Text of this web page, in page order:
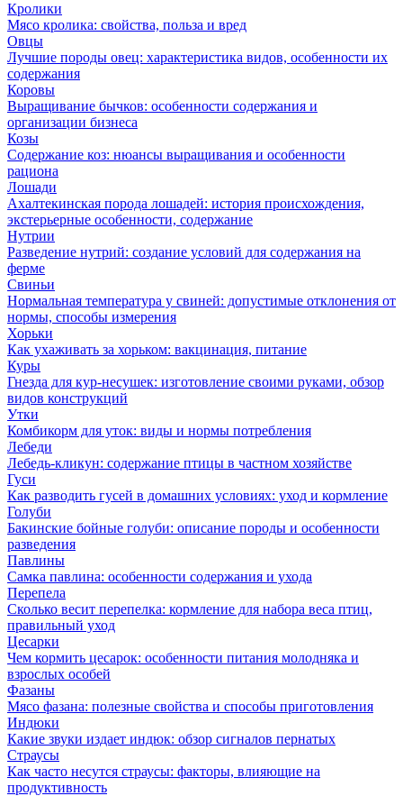
Кролики
Мясо кролика: свойства, польза и вред
Овцы
Лучшие породы овец: характеристика видов, особенности их
содержания
Коровы
Выращивание бычков: особенности содержания и
организации бизнеса
Козы
Содержание коз: нюансы выращивания и особенности
рациона
Лошади
Ахалтекинская порода лошадей: история происхождения,
экстерьерные особенности, содержание
Нутрии
Разведение нутрий: создание условий для содержания на
ферме
Свиньи
Нормальная температура у свиней: допустимые отклонения от
нормы, способы измерения
Хорьки
Как ухаживать за хорьком: вакцинация, питание
Куры
Гнезда для кур-несушек: изготовление своими руками, обзор
видов конструкций
Утки
Комбикорм для уток: виды и нормы потребления
Лебеди
Лебедь-кликун: содержание птицы в частном хозяйстве
Гуси
Как разводить гусей в домашних условиях: уход и кормление
Голуби
Бакинские бойные голуби: описание породы и особенности
разведения
Павлины
Самка павлина: особенности содержания и ухода
Перепела
Сколько весит перепелка: кормление для набора веса птиц,
правильный уход
Цесарки
Чем кормить цесарок: особенности питания молодняка и
взрослых особей
Фазаны
Мясо фазана: полезные свойства и способы приготовления
Индюки
Какие звуки издает индюк: обзор сигналов пернатых
Страусы
Как часто несутся страусы: факторы, влияющие на
продуктивность